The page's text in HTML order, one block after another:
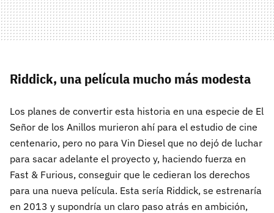
Riddick, una película mucho más modesta
Los planes de convertir esta historia en una especie de El
Señor de los Anillos murieron ahí para el estudio de cine
centenario, pero no para Vin Diesel que no dejó de luchar
para sacar adelante el proyecto y, haciendo fuerza en
Fast & Furious, conseguir que le cedieran los derechos
para una nueva película. Esta sería Riddick, se estrenaría
en 2013 y supondría un claro paso atrás en ambición,